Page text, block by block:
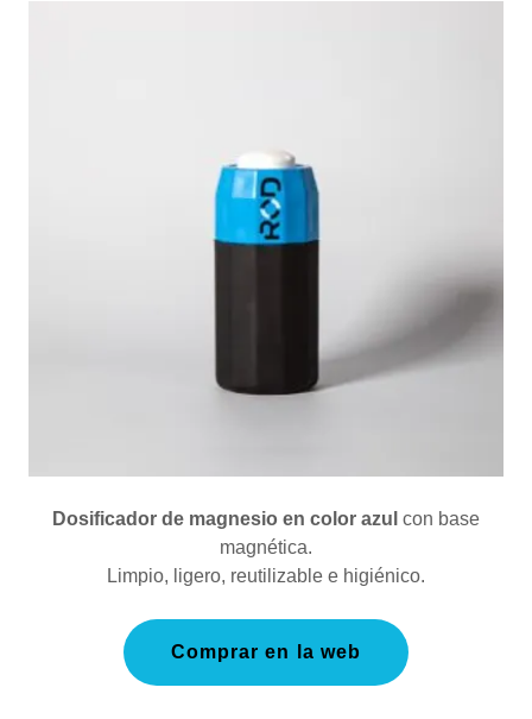
Dosificador de magnesio en color azul con base
magnética.
Limpio, ligero, reutilizable e higiénico.
Comprar en la web